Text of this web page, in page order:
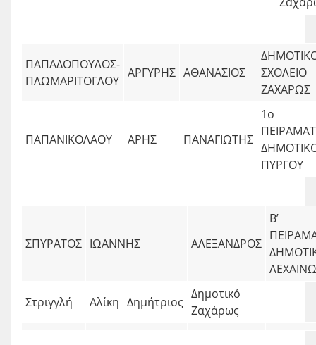
ΠΑΠΑΔΟΠΟΥΛΟΣ-
ΠΛΩΜΑΡΙΤΟΓΛΟΥ
ΑΡΓΥΡΗΣ ΑΘΑΝΑΣΙΟΣ
ΣΧΟΛΕΙΟ
ΖΑΧΑΡΩΣ
ΠΑΠΑΝΙΚΟΛΑΟΥ ΑΡΗΣ ΠΑΝΑΓΙΩΤΗΣ
1ο
ΠΥΡΓΟΥ
ΣΠΥΡΑΤΟΣ ΙΩΑΝΝΗΣ ΑΛΕΞΑΝΔΡΟΣ
Β’
Στριγγλή Αλίκη Δημήτριος
Δημοτικό
Ζαχάρως